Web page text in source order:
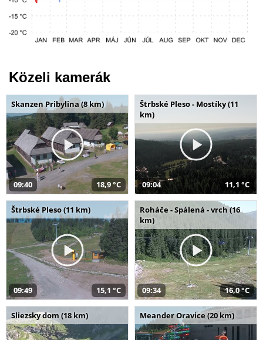
Közeli kamerák
Skanzen Pribylina (8 km)
09:40 18,9 °C
Štrbské Pleso - Mostíky (11
km)
09:04 11,1 °C
Štrbské Pleso (11 km)
09:49 15,1 °C
Roháče - Spálená - vrch (16
km)
09:34 16,0 °C
Sliezsky dom (18 km) Meander Oravice (20 km)